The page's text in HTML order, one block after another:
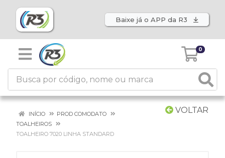
Baixe já o APP da R3
0
VOLTAR
INÍCIO
PROD COMODATO
TOALHEIROS
TOALHEIRO 7020 LINHA STANDARD